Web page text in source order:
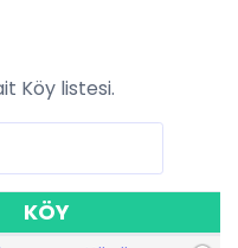
Köy listesi.
KÖY